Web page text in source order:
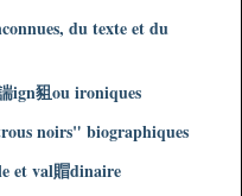
du texte et du
ign豠ou ironiques
noirs" biographiques
et val賵dinaire